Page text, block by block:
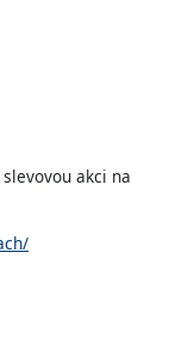
akci na